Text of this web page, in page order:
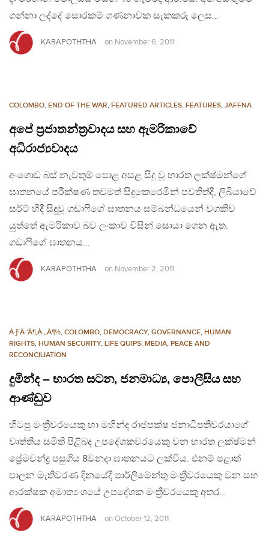
ගන්නා ලද්දේ සොරකම් ගණනාවක සැකකරු ලෙස…
KARAPOTHTHA on November 6, 2011
COLOMBO, END OF THE WAR, FEATURED ARTICLES, FEATURES, JAFFNA
අපේ ප්‍රජාතන්ත්‍රවාදය සහ ඇමරිකාවේ
අධිරාජ්‍යවාදය
අංගොඩ බස් නැවතුම් පොළ අසළ සිදු වූ භාරත ලක්ෂ්මන්ගේ
ඝාතනයේ පරීක්ෂණ තවමත් සිදුකෙරෙමින් පවතිත්දී, ලිබියාවේ
සර්ට් හිදී සිදුවූ ගඩාෆිගේ ඝාතනය සම්බන්ධයෙන් වගකිව
යුත්තේ ඇමරිකාව බව ලංකාව විසින් සොයා ගෙන ඇත.
ගඩාෆිගේ ඝාතනය…
KARAPOTHTHA on November 2, 2011
À·ƑÀ·’À¶‚À·„À¶½, COLOMBO, DEMOCRACY, GOVERNANCE, HUMAN
RIGHTS, HUMAN SECURITY, LIFE QUIPS, MEDIA, PEACE AND
RECONCILIATION
දුමින්ද – භාරත සටන, ජනමාධ්‍ය, පොලීසිය සහ
ආණ්ඩුව
හිටපු මංත්‍රීවරයෙකු හා මහින්ද රාජපක්ෂ ජනාධිපතිවරයාගේ
වෘත්තිය සමිති පිළිබද උපදේශකවරයෙකු වන භාරත ලක්ෂ්මන්
ප්‍රේමචන්ද්‍ර පසුගිය 8වනදා ඝාතනයට ලක්විය. එනම් පළාත්
පාලන මැතිවරණ දිනයේදී පාර්ලිමේන්තු මංත්‍රීවරයෙකු වන සහ
ආරක්ෂක අමාත්‍යංශයේ උපදේශක මංත්‍රීවරයෙකු අතර…
KARAPOTHTHA on October 12, 2011